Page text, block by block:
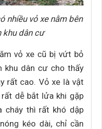
nhiều vỏ xe nằm bên
khu dân cư
vỏ xe cũ bị vứt bỏ
khu dân cư cho thấy
rất cao. Vỏ xe là vật
dễ bắt lửa khi gặp
cháy thì rất khó dập
kéo dài, chỉ cần